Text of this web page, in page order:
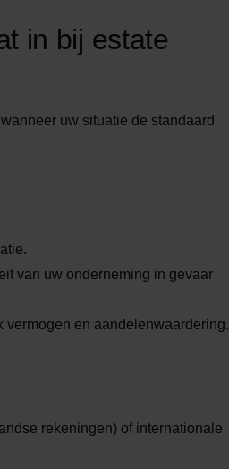
in bij estate
uw situatie de standaard
van uw onderneming in gevaar
en aandelenwaardering.
rekeningen) of internationale